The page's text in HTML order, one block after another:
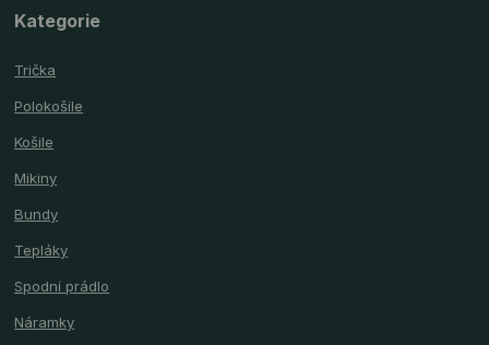
Kategorie
Trička
Polokošile
Košile
Mikiny
Bundy
Tepláky
Spodní prádlo
Náramky